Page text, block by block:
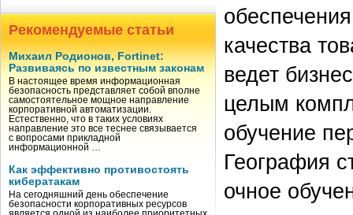
Рекомендуемые статьи
Михаил Родионов, Fortinet:
Развиваясь по известным законам
В настоящее время информационная
безопасность представляет собой вполне
самостоятельное мощное направление
корпоративной автоматизации.
Естественно, что в таких условиях
направление это все теснее связывается
с вопросами прикладной
информационной …
Как эффективно противостоять
кибератакам
На сегодняшний день обеспечение
безопасности корпоративных ресурсов
качества
ведет
целым
обучение
География
очное